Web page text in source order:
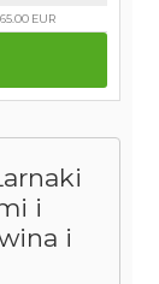
i
i
65.00 EUR